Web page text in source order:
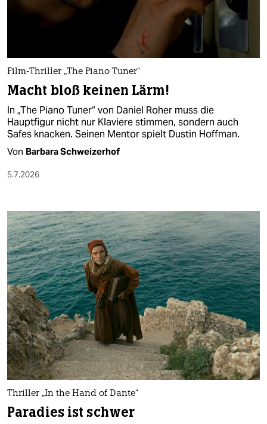
wahrheit
verlag
verlag
veranstaltungen
shop
fragen & hilfe
abo
genossenschaft
epaper login
Film-Thriller „The Piano Tuner“
Macht bloß keinen Lärm!
In „The Piano Tuner“ von Daniel Roher muss die
Hauptfigur nicht nur Klaviere stimmen, sondern auch
Safes knacken. Seinen Mentor spielt Dustin Hoffman.
Von Barbara Schweizerhof
5.7.2026
Thriller „In the Hand of Dante“
Paradies ist schwer